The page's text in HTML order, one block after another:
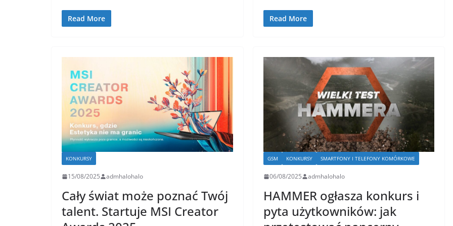
Read More Read More
KONKURSY
15/08/2025 admhalohalo
Cały świat może poznać Twój
talent. Startuje MSI Creator
GSM KONKURSY SMARTFONY I TELEFONY KOMÓRKOWE
06/08/2025 admhalohalo
HAMMER ogłasza konkurs i
pyta użytkowników: jak